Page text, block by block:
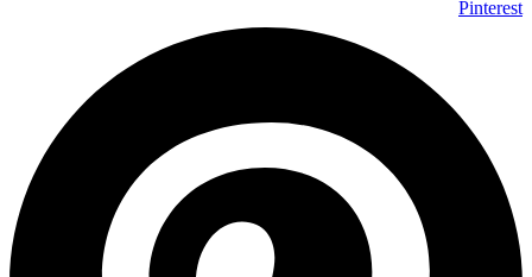
Pinterest